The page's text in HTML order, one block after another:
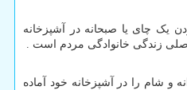
یک چای یا صبحانه در آشپزخانه
زندگی خانوادگی مردم است .
و شام را در آشپزخانه خود آماده